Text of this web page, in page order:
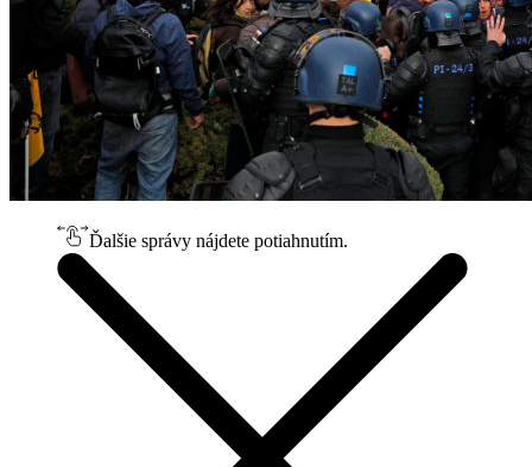
Ďalšie správy nájdete potiahnutím.